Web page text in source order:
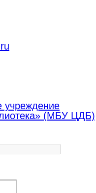
учреждение
(МБУ ЦДБ)